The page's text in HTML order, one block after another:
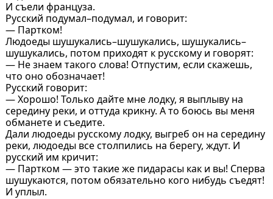
И съели француза.
Русский подумал–подумал, и говорит:
— Партком!
Людоеды шушукались–шушукались, шушукались–
шушукались, потом приходят к русскому и говорят:
— Не знаем такого слова! Отпустим, если скажешь,
что оно обозначает!
Русский говорит:
— Хорошо! Только дайте мне лодку, я выплыву на
середину реки, и оттуда крикну. А то боюсь вы меня
обманете и съедите.
Дали людоеды русскому лодку, выгреб он на середину
реки, людоеды все столпились на берегу, ждут. И
русский им кричит:
— Партком — это такие же пидарасы как и вы! Сперва
шушукаются, потом обязательно кого нибудь съедят!
И уплыл.